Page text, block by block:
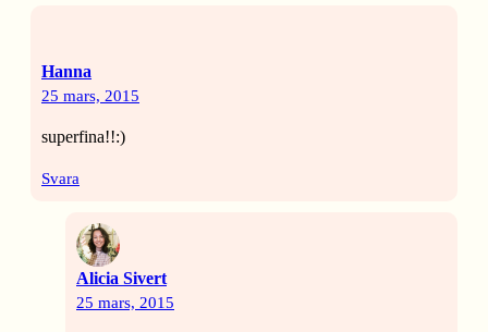
Hanna
25 mars, 2015
superfina!!:)
Svara
Alicia Sivert
25 mars, 2015